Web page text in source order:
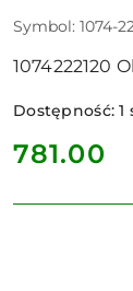
Symbol: 1074-
1074222120
Dostępność:1
cena:
781.00